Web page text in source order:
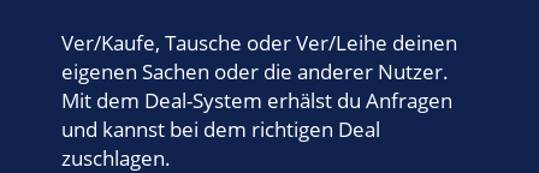
Ver/Kaufe, Tausche oder Ver/Leihe deinen
eigenen Sachen oder die anderer Nutzer.
Mit dem Deal-System erhälst du Anfragen
und kannst bei dem richtigen Deal
zuschlagen.